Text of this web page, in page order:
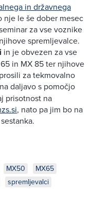
in državnega
nje le še dober mesec
za vse voznike
spremljevalce.
in je obvezen za vse
in MX 85 ter njihove
za tekmovalno
daljavo s pomočjo
prisotnost na
, nato pa jim bo na
MX50
MX65
spremljevalci